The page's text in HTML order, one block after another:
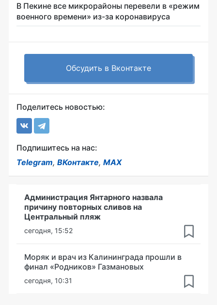
В Пекине все микрорайоны перевели в «режим
военного времени» из-за коронавируса
Обсудить в Вконтакте
Поделитесь новостью:
Подпишитесь на нас:
Telegram, ВКонтакте, MAX
Администрация Янтарного назвала
причину повторных сливов на
Центральный пляж
сегодня, 15:52
Моряк и врач из Калининграда прошли в
финал «Родников» Газмановых
сегодня, 10:31